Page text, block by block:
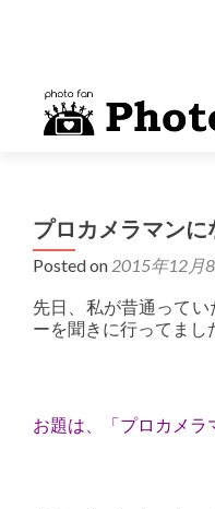
プロカメラマン
Posted on 2015年12月
先日、私が昔通って
ーを聞きに行ってまし
お題は、「プロカメラ